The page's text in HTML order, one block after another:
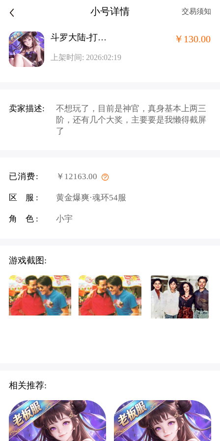
小号详情 交易须知
斗罗大陆-打金版老板服
上架时间: 2026:02:19
￥130.00
卖家描述:
不想玩了，目前是神官，真身基本上两三
阶，还有几个大奖，主要要是我懒得截屏
了
已消费: ￥12163.00
区 服: 黄金爆爽·魂环54服
角 色: 小宇
游戏截图:
相关推荐: